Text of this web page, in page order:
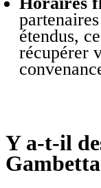
étendus,
récupérer
Y a-t-il